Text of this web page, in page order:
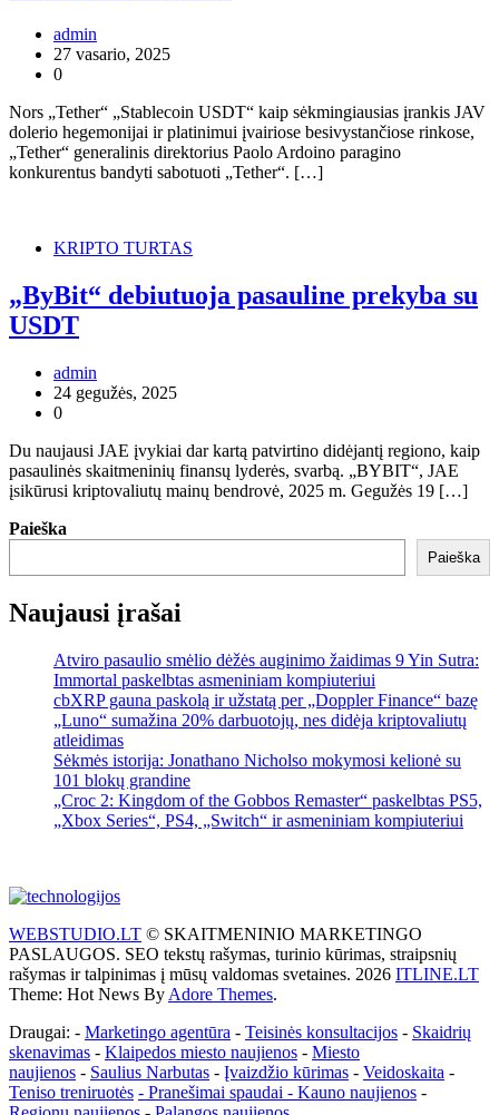
admin
27 vasario, 2025
0
Nors „Tether“ „Stablecoin USDT“ kaip sėkmingiausias įrankis JAV
dolerio hegemonijai ir platinimui įvairiose besivystančiose rinkose,
„Tether“ generalinis direktorius Paolo Ardoino paragino
konkurentus bandyti sabotuoti „Tether“. […]
KRIPTO TURTAS
„ByBit“ debiutuoja pasauline prekyba su
USDT
admin
24 gegužės, 2025
0
Du naujausi JAE įvykiai dar kartą patvirtino didėjantį regiono, kaip
pasaulinės skaitmeninių finansų lyderės, svarbą. „BYBIT“, JAE
įsikūrusi kriptovaliutų mainų bendrovė, 2025 m. Gegužės 19 […]
Paieška
Paieška
Naujausi įrašai
Atviro pasaulio smėlio dėžės auginimo žaidimas 9 Yin Sutra:
Immortal paskelbtas asmeniniam kompiuteriui
cbXRP gauna paskolą ir užstatą per „Doppler Finance“ bazę
„Luno“ sumažina 20% darbuotojų, nes didėja kriptovaliutų
atleidimas
Sėkmės istorija: Jonathano Nicholso mokymosi kelionė su
101 blokų grandine
„Croc 2: Kingdom of the Gobbos Remaster“ paskelbtas PS5,
„Xbox Series“, PS4, „Switch“ ir asmeniniam kompiuteriui
WEBSTUDIO.LT © SKAITMENINIO MARKETINGO
PASLAUGOS. SEO tekstų rašymas, turinio kūrimas, straipsnių
rašymas ir talpinimas į mūsų valdomas svetaines. 2026 ITLINE.LT
Theme: Hot News By Adore Themes.
Draugai: - Marketingo agentūra - Teisinės konsultacijos - Skaidrių
skenavimas - Klaipedos miesto naujienos - Miesto
naujienos - Saulius Narbutas - Įvaizdžio kūrimas - Veidoskaita -
Teniso treniruotės - Pranešimai spaudai - Kauno naujienos -